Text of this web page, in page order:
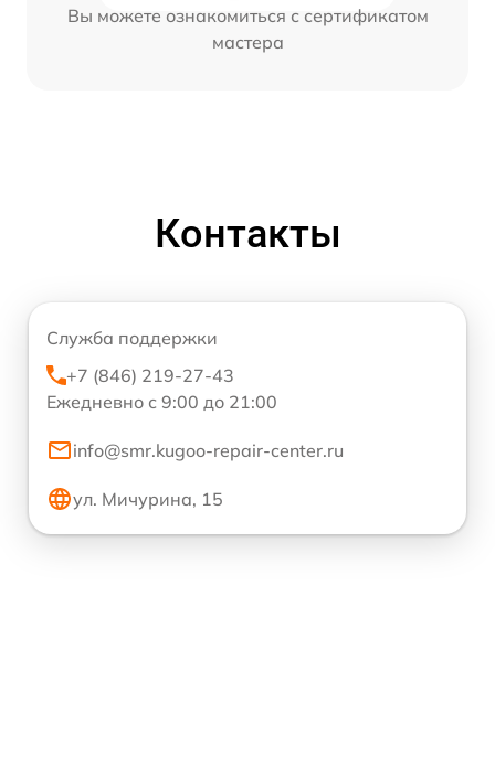
Вы можете ознакомиться с сертификатом
мастера
Контакты
Служба поддержки
+7 (846) 219-27-43
Ежедневно с 9:00 до 21:00
info@smr.kugoo-repair-center.ru
ул. Мичурина, 15